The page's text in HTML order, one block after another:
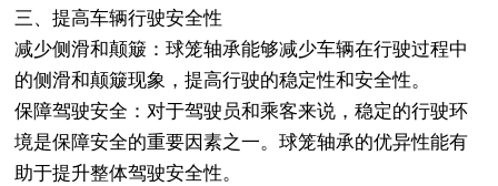
三、提高车辆行驶安全性
减少侧滑和颠簸：球笼轴承能够减少车辆在行驶过程中
的侧滑和颠簸现象，提高行驶的稳定性和安全性。
保障驾驶安全：对于驾驶员和乘客来说，稳定的行驶环
境是保障安全的重要因素之一。球笼轴承的优异性能有
助于提升整体驾驶安全性。